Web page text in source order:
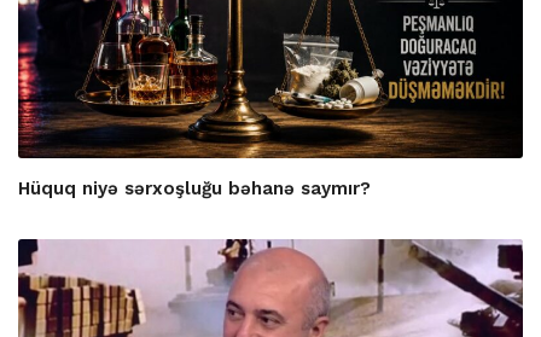
Hüquq niyə sərxoşluğu bəhanə saymır?